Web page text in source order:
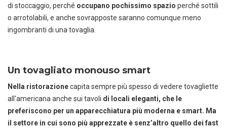
di stoccaggio, perché occupano pochissimo spazio perché sottili
o arrotolabili, e anche sovrapposte saranno comunque meno
ingombranti di una tovaglia.
Un tovagliato monouso smart
Nella ristorazionecapita sempre più spesso di vedere tovagliette
all'americana anche sui tavoli di locali eleganti, che le
preferiscono per un apparecchiatura più moderna e smart. Ma
il settore in cui sono più apprezzate è senz’altro quello dei fast